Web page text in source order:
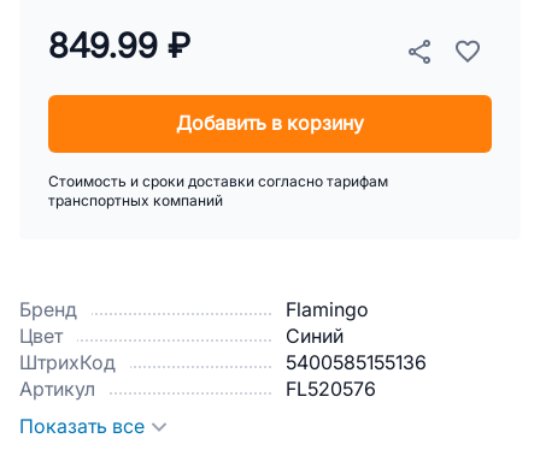
Бренд
Flamingo
Цвет
Синий
ШтрихКод
5400585155136
Артикул
FL520576
Показать все
849.99 ₽
Добавить в корзину
Стоимость и сроки доставки согласно тарифам
транспортных компаний